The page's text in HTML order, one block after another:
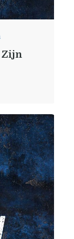
Zijn